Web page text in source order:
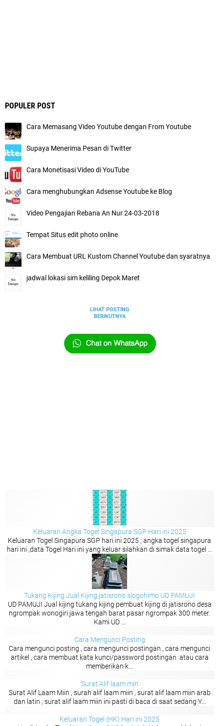
POPULER POST
Cara Memasang Video Youtube dengan From Youtube
Supaya Menerima Pesan di Twitter
Cara Monetisasi Video di YouTube
Cara menghubungkan Adsense Youtube ke Blog
Video Pengajian Rebana An Nur 24-03-2018
Tempat Situs edit photo online
Cara Membuat URL Kustom Channel Youtube dan syaratnya
jadwal lokasi sim keliling Depok Maret
LIHAT POSTING
BERIKUTNYA
Keluaran Angka Togel Singapura SGP Hari ini 2025
Keluaran Togel Singapura SGP hari ini 2025 , angka togel singapura
hari ini ,data Togel Hari ini yang keluar silahkan di simak data togel ...
Tukang Kijing Jual Kijing jatisrono slogohimo UD PAMUJI
UD PAMUJI Jual kijing tukang kijing pembuat kijing di jatisrono desa
ngrompak wonogiri jawa tengah barat pasar ngrompak 300 meter.
Kami UD ...
Cara Mengunci Posting
Cara mengunci posting , cara mengunci postingan , cara mengunci
artikel , cara membuat kata kunci/password postingan atau cara
memberikan k...
Surat Alif laam min
Surat Alif Laam Miin , surah alif laam miin , surat alif laam miin arab
dan latin , surat alif laam miin ini pasti di baca di saat sedang Y...
Keluaran Togel (HK) Hari ini 2025